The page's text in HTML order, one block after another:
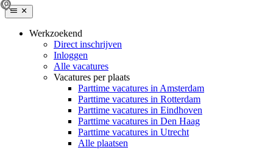
Werkzoekend
Direct inschrijven
Inloggen
Alle vacatures
Vacatures per plaats
Parttime vacatures in Amsterdam
Parttime vacatures in Rotterdam
Parttime vacatures in Eindhoven
Parttime vacatures in Den Haag
Parttime vacatures in Utrecht
Alle plaatsen